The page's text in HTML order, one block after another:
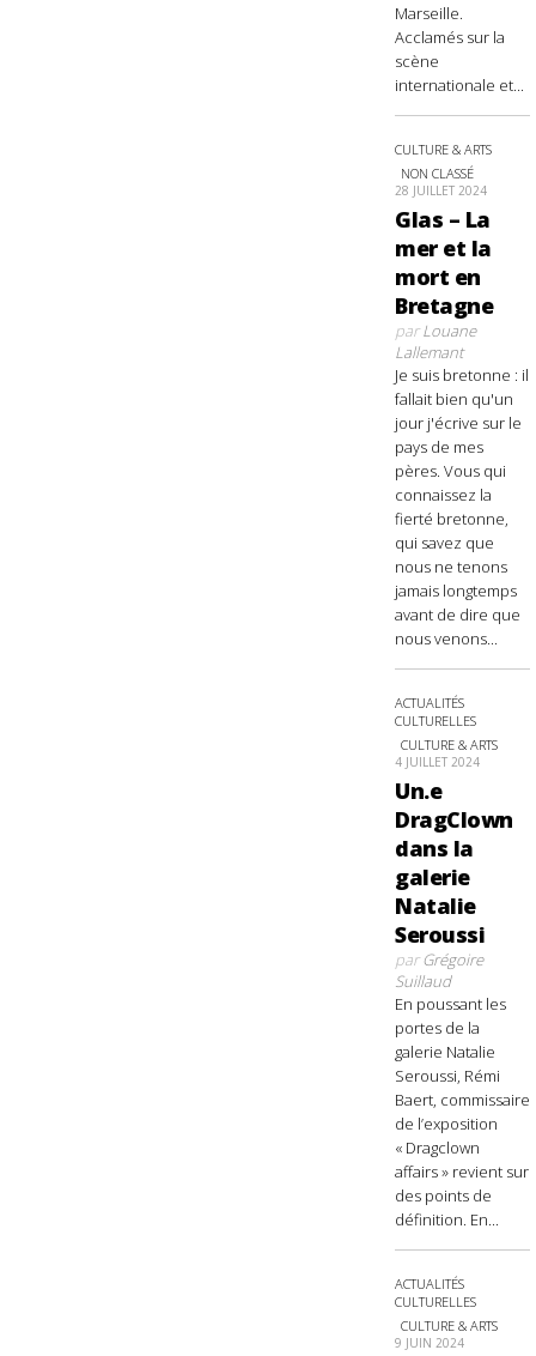
Marseille.
Acclamés sur la
scène
internationale et...
CULTURE & ARTS
NON CLASSÉ
28 JUILLET 2024
Glas – La
mer et la
mort en
Bretagne
parLouane
Lallemant
Je suis bretonne : il
fallait bien qu'un
jour j'écrive sur le
pays de mes
pères. Vous qui
connaissez la
fierté bretonne,
qui savez que
nous ne tenons
jamais longtemps
avant de dire que
nous venons...
ACTUALITÉS
CULTURELLES
CULTURE & ARTS
4 JUILLET 2024
Un.e
DragClown
dans la
galerie
Natalie
Seroussi
parGrégoire
Suillaud
En poussant les
portes de la
galerie Natalie
Seroussi, Rémi
Baert, commissaire
de l’exposition
« Dragclown
affairs » revient sur
des points de
définition. En...
ACTUALITÉS
CULTURELLES
CULTURE & ARTS
9 JUIN 2024